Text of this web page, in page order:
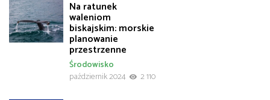
Na ratunek
waleniom
biskajskim: morskie
planowanie
przestrzenne
Środowisko
październik 2024
2 110